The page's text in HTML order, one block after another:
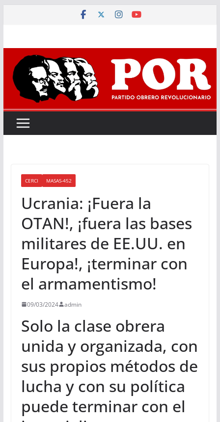
CERCI MASAS-452
Ucrania: ¡Fuera la
OTAN!, ¡fuera las bases
militares de EE.UU. en
Europa!, ¡terminar con
el armamentismo!
09/03/2024 admin
Solo la clase obrera
unida y organizada, con
sus propios métodos de
lucha y con su política
puede terminar con el